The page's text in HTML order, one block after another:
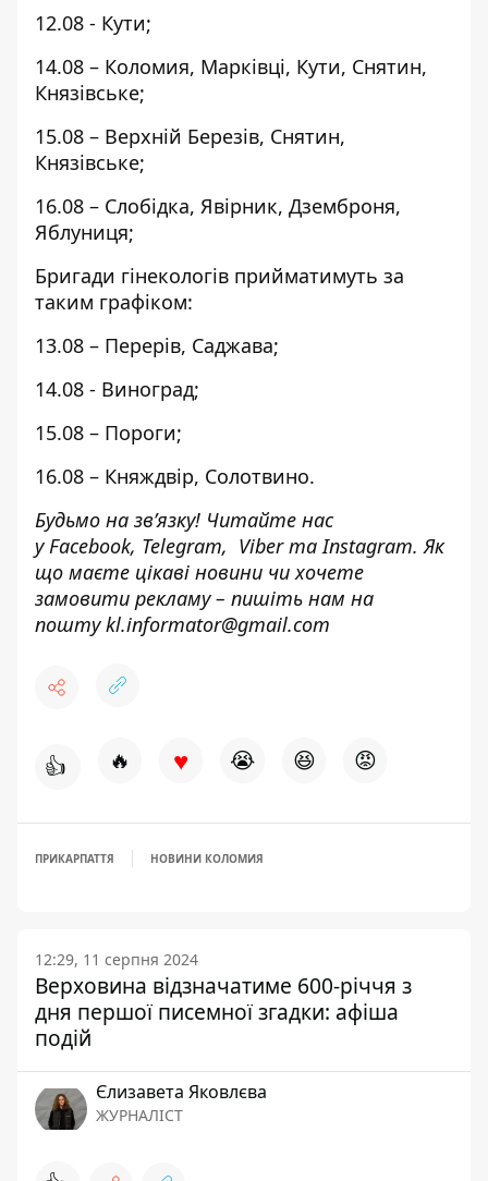
12.08 - Кути;
14.08 – Коломия, Марківці, Кути, Снятин,
Князівське;
15.08 – Верхній Березів, Снятин,
Князівське;
16.08 – Слобідка, Явірник, Дземброня,
Яблуниця;
Бригади гінекологів прийматимуть за
таким графіком:
13.08 – Перерів, Саджава;
14.08 - Виноград;
15.08 – Пороги;
16.08 – Княждвір, Солотвино.
Будьмо на зв’язку! Читайте нас
уFacebook, Telegram, ViberтаInstagram. Як
що маєте цікаві новини чи хочете
замовити рекламу – пишіть нам на
поштуkl.informator@gmail.com
👍 🔥 ♥ 😭 😆 😡
ПРИКАРПАТТЯ НОВИНИ КОЛОМИЯ
12:29, 11 серпня 2024
Верховина відзначатиме 600-річчя з
дня першої писемної згадки: афіша
подій
Єлизавета Яковлєва
ЖУРНАЛІСТ